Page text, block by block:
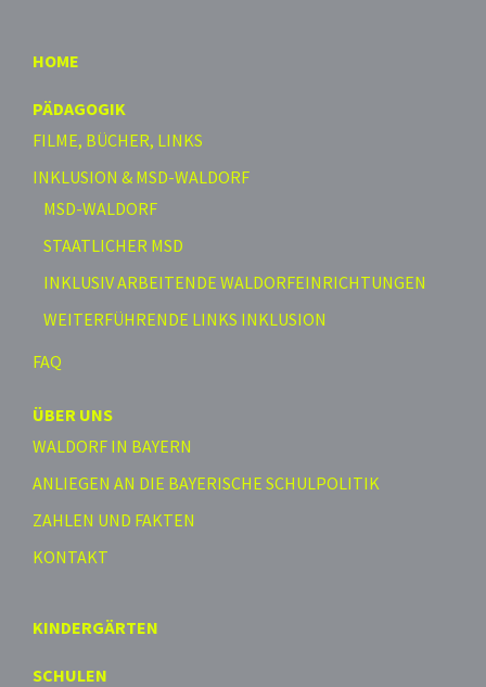
HOME
PÄDAGOGIK
FILME, BÜCHER, LINKS
INKLUSION & MSD-WALDORF
MSD-WALDORF
STAATLICHER MSD
INKLUSIV ARBEITENDE WALDORFEINRICHTUNGEN
WEITERFÜHRENDE LINKS INKLUSION
FAQ
ÜBER UNS
WALDORF IN BAYERN
ANLIEGEN AN DIE BAYERISCHE SCHULPOLITIK
ZAHLEN UND FAKTEN
KONTAKT
KINDERGÄRTEN
SCHULEN